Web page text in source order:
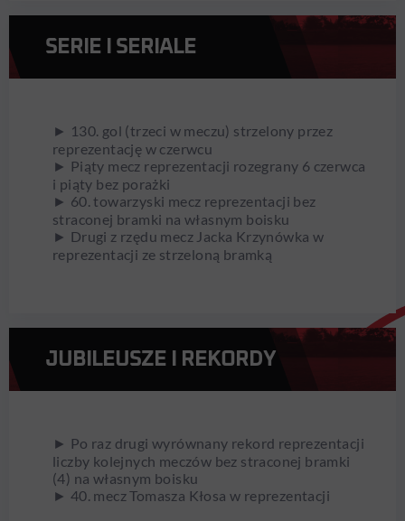
SERIE I SERIALE
► 130. gol (trzeci w meczu) strzelony przez
reprezentację w czerwcu
► Piąty mecz reprezentacji rozegrany 6 czerwca
i piąty bez porażki
► 60. towarzyski mecz reprezentacji bez
straconej bramki na własnym boisku
► Drugi z rzędu mecz Jacka Krzynówka w
reprezentacji ze strzeloną bramką
JUBILEUSZE I REKORDY
► Po raz drugi wyrównany rekord reprezentacji
liczby kolejnych meczów bez straconej bramki
(4) na własnym boisku
► 40. mecz Tomasza Kłosa w reprezentacji